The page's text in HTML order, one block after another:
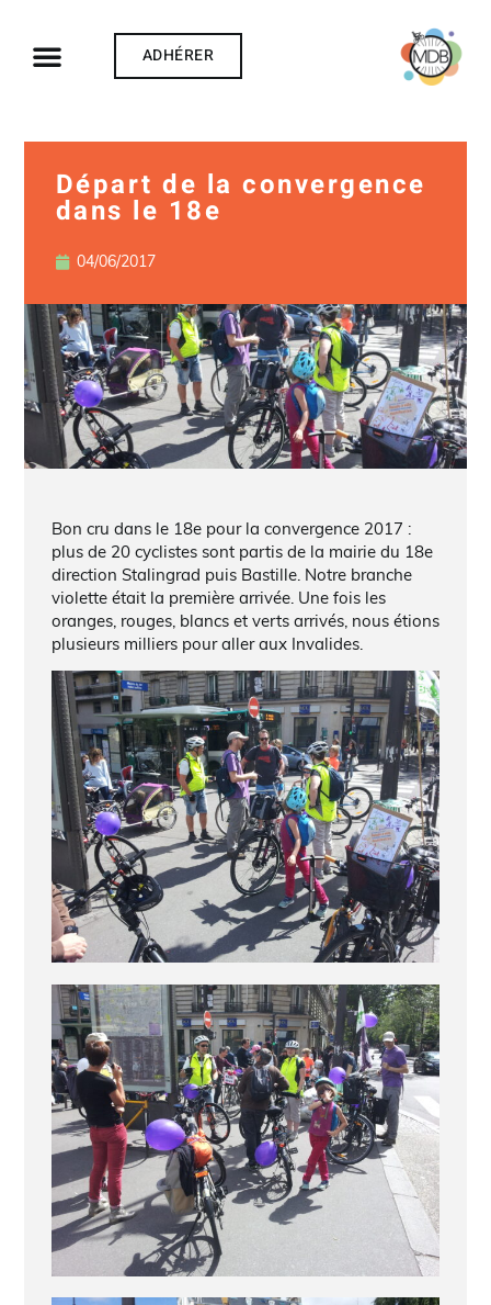
ADHÉRER
Départ de la convergence
dans le 18e
04/06/2017
Bon cru dans le 18e pour la convergence 2017 :
plus de 20 cyclistes sont partis de la mairie du 18e
direction Stalingrad puis Bastille. Notre branche
violette était la première arrivée. Une fois les
oranges, rouges, blancs et verts arrivés, nous étions
plusieurs milliers pour aller aux Invalides.